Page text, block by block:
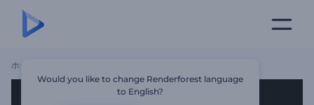
ホーム
Would you like to change Renderforest language
to English?